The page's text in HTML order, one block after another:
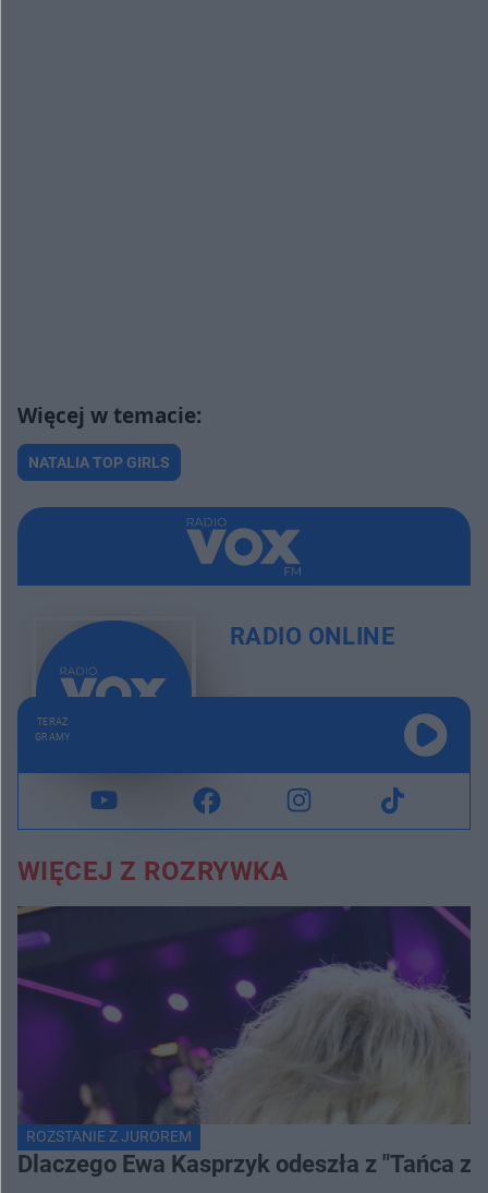
NATALIA TOP GIRLS
RADIO ONLINE
TERAZ
GRAMY
WIĘCEJ Z ROZRYWKA
ROZSTANIE Z JUROREM
Dlaczego Ewa Kasprzyk odeszła z "Tańca